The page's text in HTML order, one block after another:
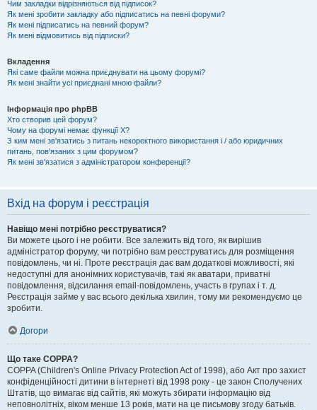
Чим закладки відрізняються від підписок?
Як мені зробити закладку або підписатись на певні форуми?
Як мені підписатись на певний форум?
Як мені відмовитись від підписки?
Вкладення
Які саме файли можна приєднувати на цьому форумі?
Як мені знайти усі приєднані мною файли?
Інформація про phpBB
Хто створив цей форум?
Чому на форумі немає функції X?
З ким мені зв'язатись з питань некоректного використання і / або юридичних
питань, пов'язаних з цим форумом?
Як мені зв'язатися з адміністратором конференції?
Вхід на форум і реєстрація
Навіщо мені потрібно реєструватися?
Ви можете цього і не робити. Все залежить від того, як вирішив
адміністратор форуму, чи потрібно вам реєструватись для розміщення
повідомлень, чи ні. Проте реєстрація дає вам додаткові можливості, які
недоступні для анонімних користувачів, такі як аватари, приватні
повідомлення, відсилання email-повідомлень, участь в групах і т. д.
Реєстрація займе у вас всього декілька хвилин, тому ми рекомендуємо це
зробити.
Догори
Що таке COPPA?
COPPA (Children's Online Privacy Protection Act of 1998), або Акт про захист
конфіденційності дитини в інтернеті від 1998 року - це закон Сполучених
Штатів, що вимагає від сайтів, які можуть збирати інформацію від
неповнолітніх, віком менше 13 років, мати на це письмову згоду батьків.